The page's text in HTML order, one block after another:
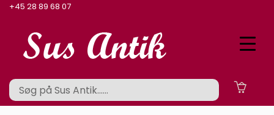
+45 28 89 68 07